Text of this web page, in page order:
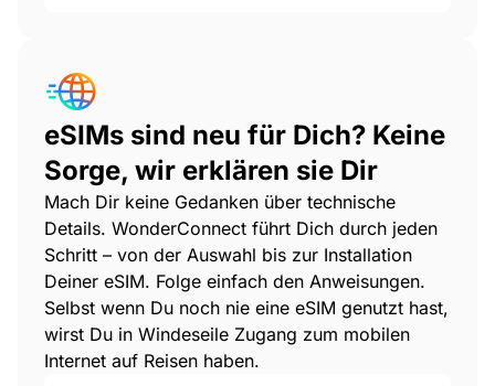
eSIMs sind neu für Dich? Keine
Sorge, wir erklären sie Dir
Mach Dir keine Gedanken über technische
Details. WonderConnect führt Dich durch jeden
Schritt – von der Auswahl bis zur Installation
Deiner eSIM. Folge einfach den Anweisungen.
Selbst wenn Du noch nie eine eSIM genutzt hast,
wirst Du in Windeseile Zugang zum mobilen
Internet auf Reisen haben.